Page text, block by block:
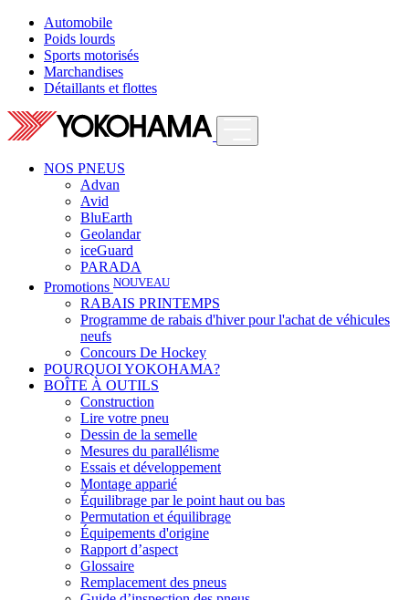
Automobile
Poids lourds
Sports motorisés
Marchandises
Détaillants et flottes
NOS PNEUS
Advan
Avid
BluEarth
Geolandar
iceGuard
PARADA
Promotions NOUVEAU
RABAIS PRINTEMPS
Programme de rabais d'hiver pour l'achat de véhicules
neufs
Concours De Hockey
POURQUOI YOKOHAMA?
BOÎTE À OUTILS
Construction
Lire votre pneu
Dessin de la semelle
Mesures du parallélisme
Essais et développement
Montage apparié
Équilibrage par le point haut ou bas
Permutation et équilibrage
Équipements d'origine
Rapport d’aspect
Glossaire
Remplacement des pneus